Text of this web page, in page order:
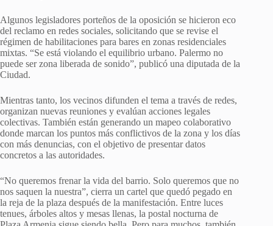
Algunos legisladores porteños de la oposición se hicieron eco
del reclamo en redes sociales, solicitando que se revise el
régimen de habilitaciones para bares en zonas residenciales
mixtas. “Se está violando el equilibrio urbano. Palermo no
puede ser zona liberada de sonido”, publicó una diputada de la
Ciudad.
Mientras tanto, los vecinos difunden el tema a través de redes,
organizan nuevas reuniones y evalúan acciones legales
colectivas. También están generando un mapeo colaborativo
donde marcan los puntos más conflictivos de la zona y los días
con más denuncias, con el objetivo de presentar datos
concretos a las autoridades.
“No queremos frenar la vida del barrio. Solo queremos que no
nos saquen la nuestra”, cierra un cartel que quedó pegado en
la reja de la plaza después de la manifestación. Entre luces
tenues, árboles altos y mesas llenas, la postal nocturna de